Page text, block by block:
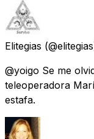
Elitegias
@yoigo Se me
teleoperadora
estafa.